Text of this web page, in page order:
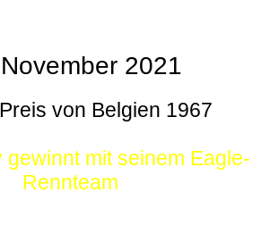
2021
von Belgien 1967
gewinnt mit seinem Eagle-
Rennteam